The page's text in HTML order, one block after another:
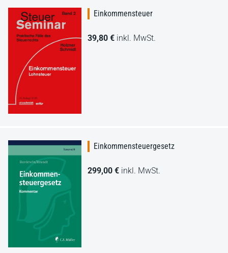
Einkommensteuer
39,80 € inkl. MwSt.
Einkommensteuergesetz
299,00 € inkl. MwSt.